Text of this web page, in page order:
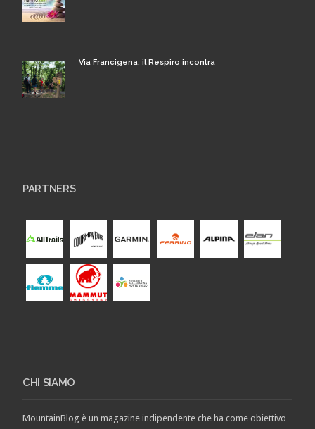
Via Francigena: il Respiro incontra
PARTNERS
CHI SIAMO
MountainBlog è un magazine indipendente che ha come obiettivo